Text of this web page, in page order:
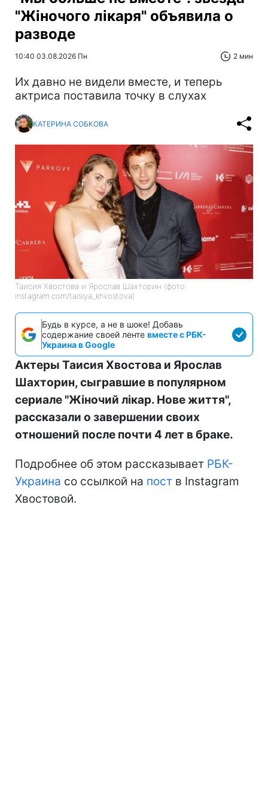
"Жіночого лікаря" объявила о
разводе
10:40 03.08.2026 Пн 2 мин
Их давно не видели вместе, и теперь
актриса поставила точку в слухах
КАТЕРИНА СОБКОВА
Таисия Хвостова и Ярослав Шахторин (фото:
instagram.com/taisiya_khvostova)
Будь в курсе, а не в шоке! Добавь
содержание своей ленте вместе с РБК-
Украина в Google
Актеры Таисия Хвостова и Ярослав
Шахторин, сыгравшие в популярном
сериале "Жіночий лікар. Нове життя",
рассказали о завершении своих
отношений после почти 4 лет в браке.
Подробнее об этом рассказывает РБК-
Украина со ссылкой на пост в Instagram
Хвостовой.